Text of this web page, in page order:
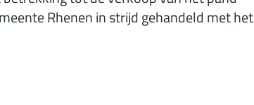
Rhenen in strijd gehandeld met het